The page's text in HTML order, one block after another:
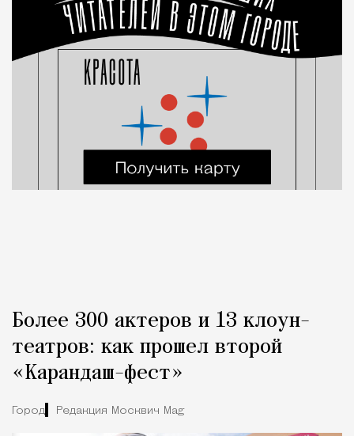
Более 300 актеров и 13 клоун-
театров: как прошел второй
«Карандаш-фест»
Город Редакция Москвич Mag